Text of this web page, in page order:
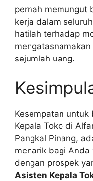
pernah memungut
kerja dalam
hatilah terhadap
sejumlah uang.
Kesempatan untuk
Kepala Toko di
Pangkal Pinang,
menarik bagi Anda
dengan prospek
Asisten Kepala